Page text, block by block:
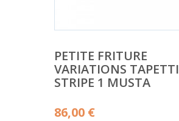
PETITE FRITURE
VARIATIONS TAPETTI
STRIPE 1 MUSTA
86,00 €